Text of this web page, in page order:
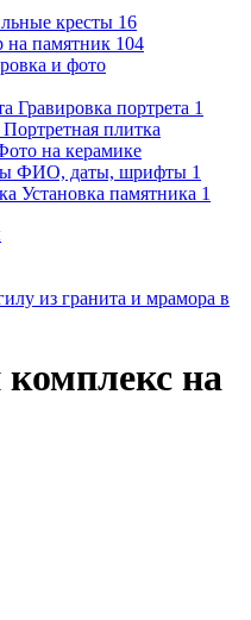
кресты 16
на памятник 104
и фото
Гравировка портрета 1
Портретная плитка
на керамике
ФИО, даты, шрифты 1
Установка памятника 1
из гранита и мрамора в
на